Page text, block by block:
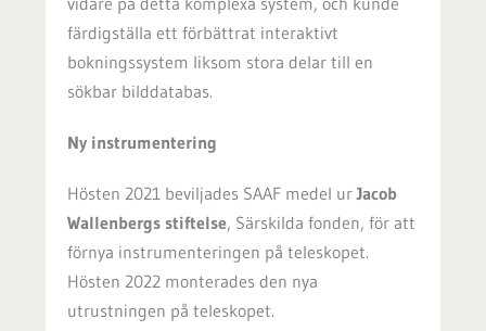
färdigställa ett förbättrat interaktivt
bokningssystem liksom stora delar till en
sökbar bilddatabas.
Ny instrumentering
Hösten 2021 beviljades SAAF medel urJacob
Wallenbergs stiftelse, Särskilda fonden, för att
förnya instrumenteringen på teleskopet.
Hösten 2022 monterades den nya
utrustningen på teleskopet.